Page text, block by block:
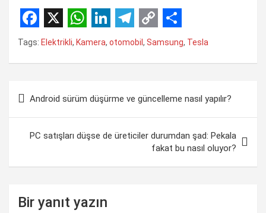
F
e
b
o
k
X W
t
s
A
p
L
k
e
d
n
T
e
g
r
m
C
y
L
i
k
S
r
e
Tags: Elektrikli, Kamera, otomobil , Samsung, Tesla
Yazı
Android sürüm düşürme ve güncelleme nasıl yapılır?
PC satışları düşse de üreticiler durumdan şad: Pekala
fakat bu nasıl oluyor?
Bir yanıt yazın